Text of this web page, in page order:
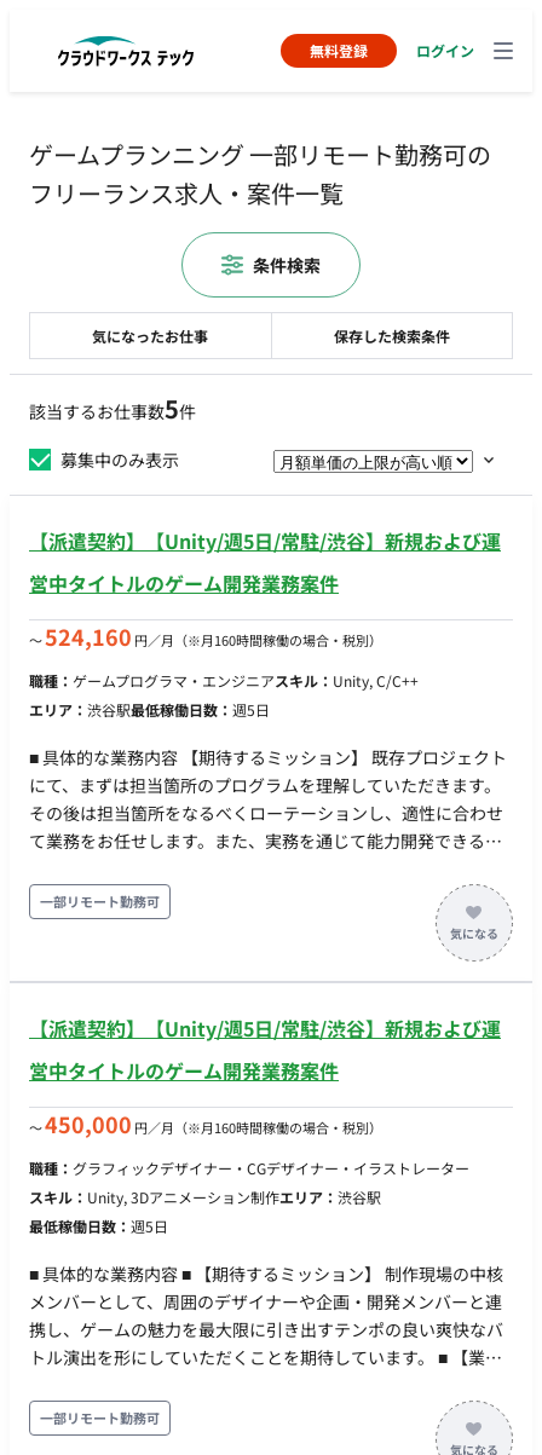
無料登録 ログイン
ゲームプランニング 一部リモート勤務可の
フリーランス求人・案件一覧
該当するお仕事数5件
募集中のみ表示
【派遣契約】【Unity/週5日/常駐/渋谷】新規および運
営中タイトルのゲーム開発業務案件
〜524,160 円／月 （※月160時間稼働の場合・税別）
職種： ゲームプログラマ・エンジニアスキル： Unity, C/C++
エリア： 渋谷駅最低稼働日数： 週5日
■ 具体的な業務内容 【期待するミッション】 既存プロジェクト
にて、まずは担当箇所のプログラムを理解していただきます。
その後は担当箇所をなるべくローテーションし、適性に合わせ
て業務をお任せします。また、実務を通じて能力開発できるよ
小チームのリーダーやサブリーダー、さらにはリードエンジニ
アとしてご活躍いただくことを期待しています。 【業務内容】
・モバイル、コンシューマーゲーム機、PC、VRヘッドセットな
どのゲームの設計/開発/テスト/運営 ・ツールの開発（運用、デ
ングなど最適化 ・他セクション・外部スタッフとの調整
※ChatGPT、Claude、Geminiなどの生成AIを活用した開発が
ム体制】 【開発環境】 プログラミング：C++ FW：Unity 【働き
入必須） ・稼働量：週5日 ・稼働曜日：月～金 ・稼働時間：
10:00～19:00（所定労働時間8H、休憩1H）※上長承認により
8:00～11:00始業の時差出勤可 ・働き方：常駐 ・交通費：支給
他：月末締め、25日支払い
一部リモート勤務可
【派遣契約】【Unity/週5日/常駐/渋谷】新規および運
営中タイトルのゲーム開発業務案件
〜450,000 円／月 （※月160時間稼働の場合・税別）
職種： グラフィックデザイナー・CGデザイナー・イラストレーター
スキル： Unity, 3Dアニメーション制作エリア： 渋谷駅
最低稼働日数： 週5日
■ 具体的な業務内容 ■ 【期待するミッション】 制作現場の中核
メンバーとして、周囲のデザイナーや企画・開発メンバーと連
携し、ゲームの魅力を最大限に引き出すテンポの良い爽快なバ
トル演出を形にしていただくことを期待しています。 ■ 【業務
ーンにおける、魔法攻撃や必殺技の発動時などのカメラワーク
を含めた一連の演出（カットシーン）の構築をお任せします。
一部リモート勤務可
気になったお仕事 保存した検索条件
条件検索